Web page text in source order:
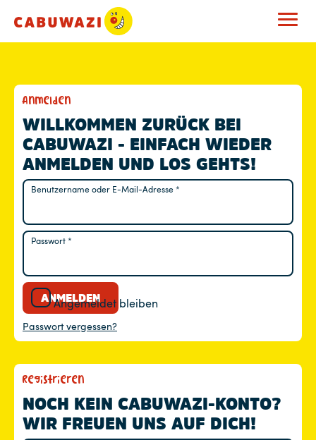
M
E
N
O
T
O
Anmelden
WILLKOMMEN ZURÜCK BEI
CABUWAZI - EINFACH WIEDER
ANMELDEN UND LOS GEHTS!
Benutzername oder E-Mail-Adresse*
Passwort*
Angemeldet bleiben
ANMELDEN
Passwort vergessen?
Registrieren
NOCH KEIN CABUWAZI-KONTO?
WIR FREUEN UNS AUF DICH!